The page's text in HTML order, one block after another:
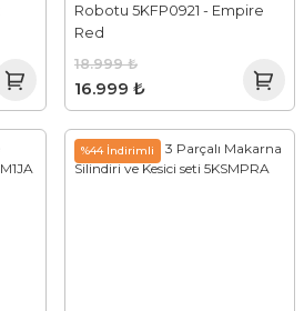
Robotu 5KFP0921 - Empire
Red
16.999 ₺
18.999 ₺
%44 İndirimli